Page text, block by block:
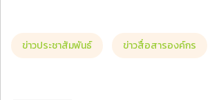
ข่าวประชาสัมพันธ์ ข่าวสื่อสารองค์กร